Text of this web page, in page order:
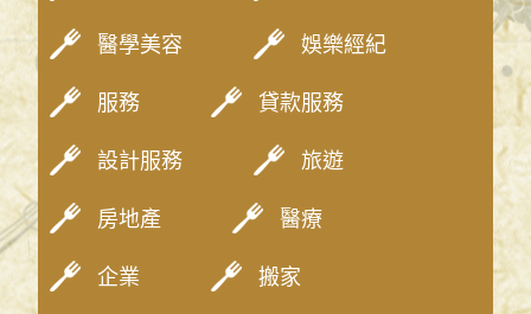
醫學美容 娛樂經紀
服務 貸款服務
設計服務 旅遊
房地產 醫療
企業 搬家